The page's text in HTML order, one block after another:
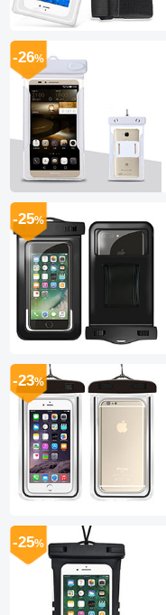
-26%
-25%
-23%
-25%